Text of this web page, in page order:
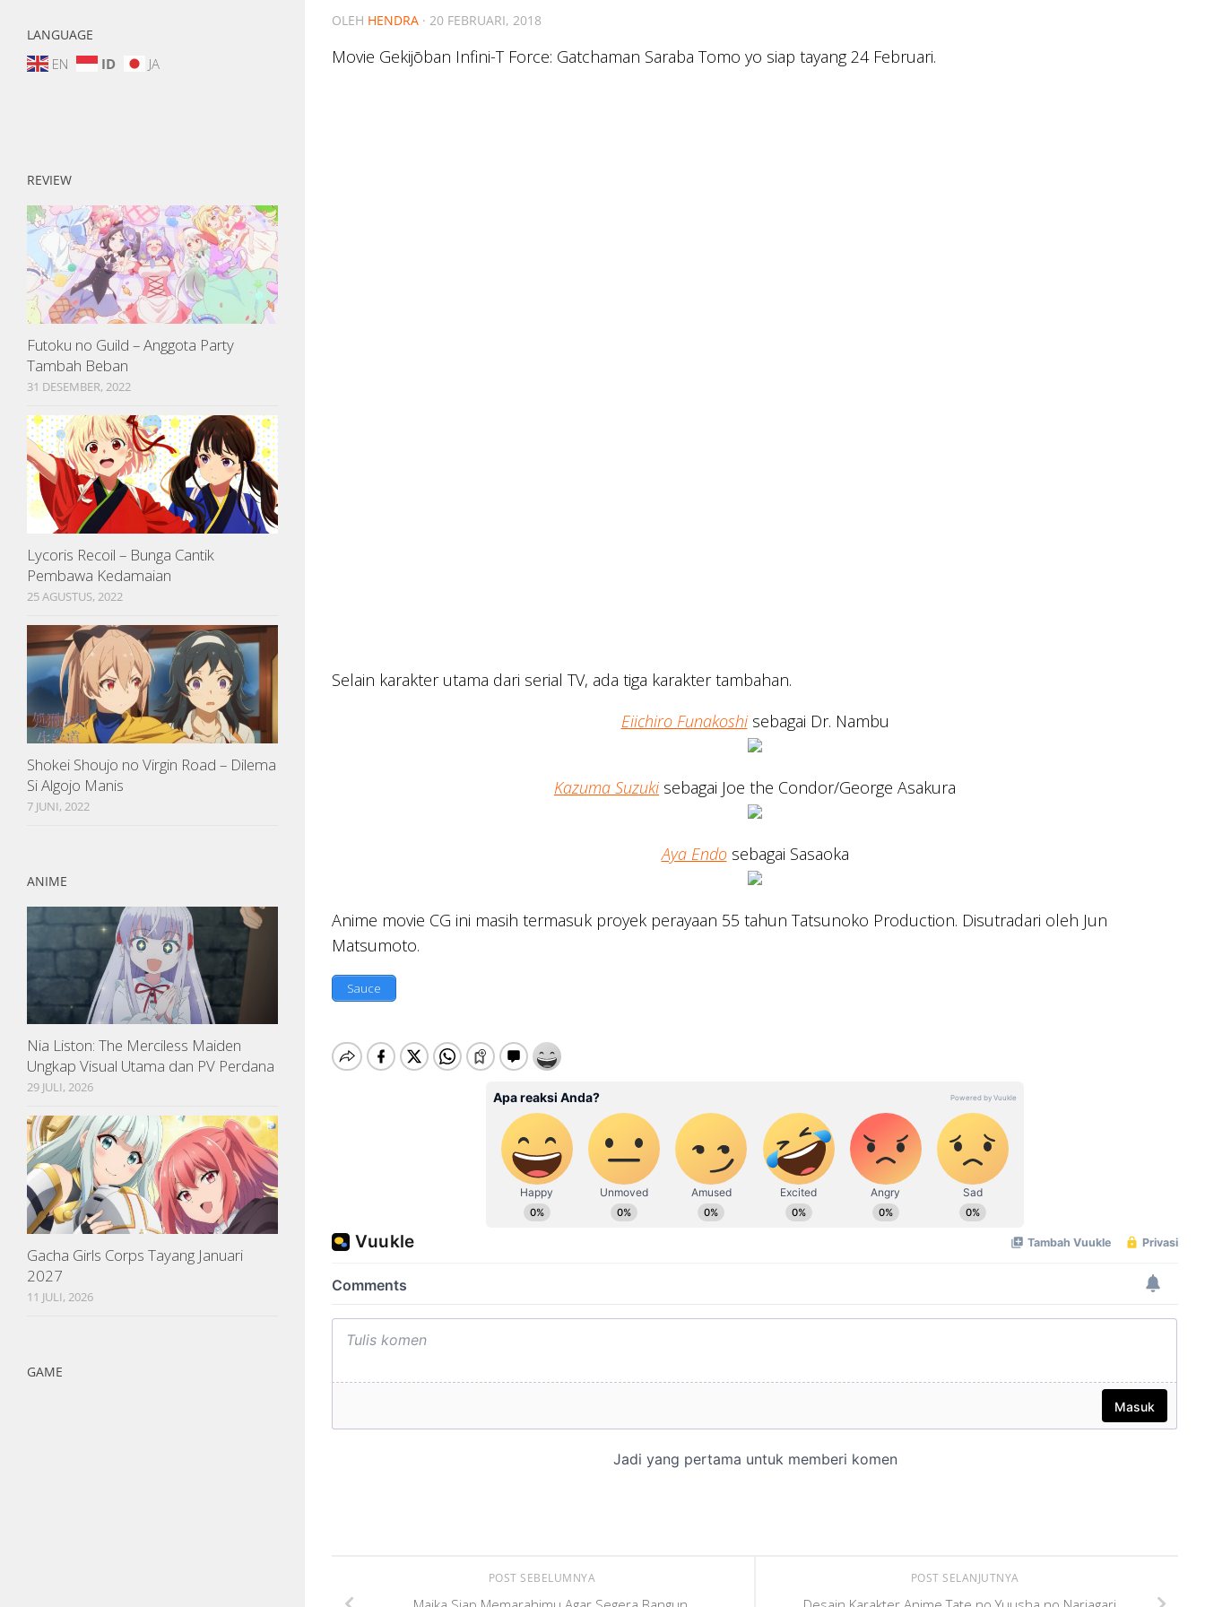
OLEH HENDRA · 20 FEBRUARI, 2018
Movie Gekijōban Infini-T Force: Gatchaman Saraba Tomo yo siap tayang 24 Februari.
Selain karakter utama dari serial TV, ada tiga karakter tambahan.
Eiichiro Funakoshisebagai Dr. Nambu
Kazuma Suzukisebagai Joe the Condor/George Asakura
Aya Endosebagai Sasaoka
Anime movie CG ini masih termasuk proyek perayaan 55 tahun Tatsunoko Production. Disutradari oleh Jun
Matsumoto.
Sauce
POST SELANJUTNYA
POST SEBELUMNYA
LANGUAGE
EN ID JA
REVIEW
Futoku no Guild – Anggota Party
Tambah Beban
31 DESEMBER, 2022
Lycoris Recoil – Bunga Cantik
Pembawa Kedamaian
25 AGUSTUS, 2022
Shokei Shoujo no Virgin Road – Dilema
Si Algojo Manis
7 JUNI, 2022
ANIME
Nia Liston: The Merciless Maiden
Ungkap Visual Utama dan PV Perdana
29 JULI, 2026
Gacha Girls Corps Tayang Januari
2027
11 JULI, 2026
GAME